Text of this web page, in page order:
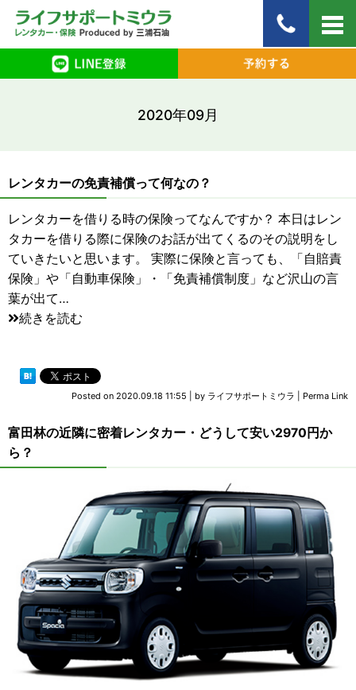
2020年09月
レンタカーの免責補償って何なの？
レンタカーを借りる時の保険ってなんですか？ 本日はレン
タカーを借りる際に保険のお話が出てくるのその説明をし
ていきたいと思います。 実際に保険と言っても、「自賠責
保険」や「自動車保険」・「免責補償制度」など沢山の言
葉が出て…
続きを読む
Posted on 2020.09.18 11:55 by ライフサポートミウラ Perma Link
富田林の近隣に密着レンタカー・どうして安い2970円か
ら？